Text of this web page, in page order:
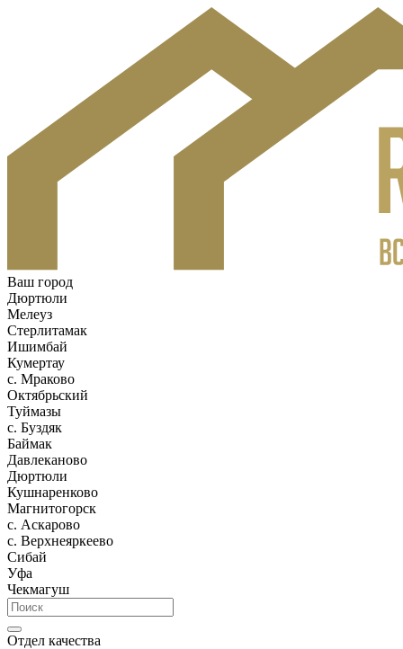
Ваш город
Дюртюли
Мелеуз
Стерлитамак
Ишимбай
Кумертау
c. Мраково
Октябрьский
Туймазы
c. Буздяк
Баймак
Давлеканово
Дюртюли
Кушнаренково
Магнитогорск
с. Аскарово
с. Верхнеяркеево
Сибай
Уфа
Чекмагуш
Отдел качества